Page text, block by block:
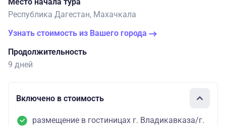
Место начала тура
Республика Дагестан, Махачкала
Узнать стоимость из Вашего города
Продолжительность
9 дней
Включено в стоимость
размещение в гостиницах г. Владикавказа/г.